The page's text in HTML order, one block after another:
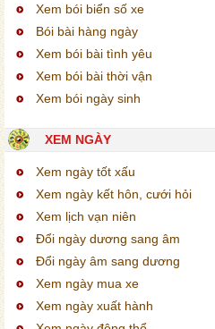
Xem bói biển số xe
Bói bài hàng ngày
Xem bói bài tình yêu
Xem bói bài thời vận
Xem bói ngày sinh
XEM NGÀY
Xem ngày tốt xấu
Xem ngày kết hôn, cưới hỏi
Xem lịch vạn niên
Đổi ngày dương sang âm
Đổi ngày âm sang dương
Xem ngày mua xe
Xem ngày xuất hành